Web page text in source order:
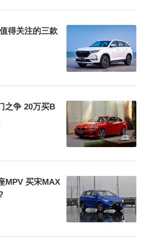
通8295P芯片和Flyme Auto 2.0
流畅。高阶智驾需选装，低配
区领航等功能要选配才有完整
智驾是购车优先级中的核心需
万以内获得完整体验，华境S是
际意义
配备二排吸顶娱乐屏、智能冷
、香氛系统等舒适配置。银河
得关注的三款
之争 20万买B
MPV 买宋MAX